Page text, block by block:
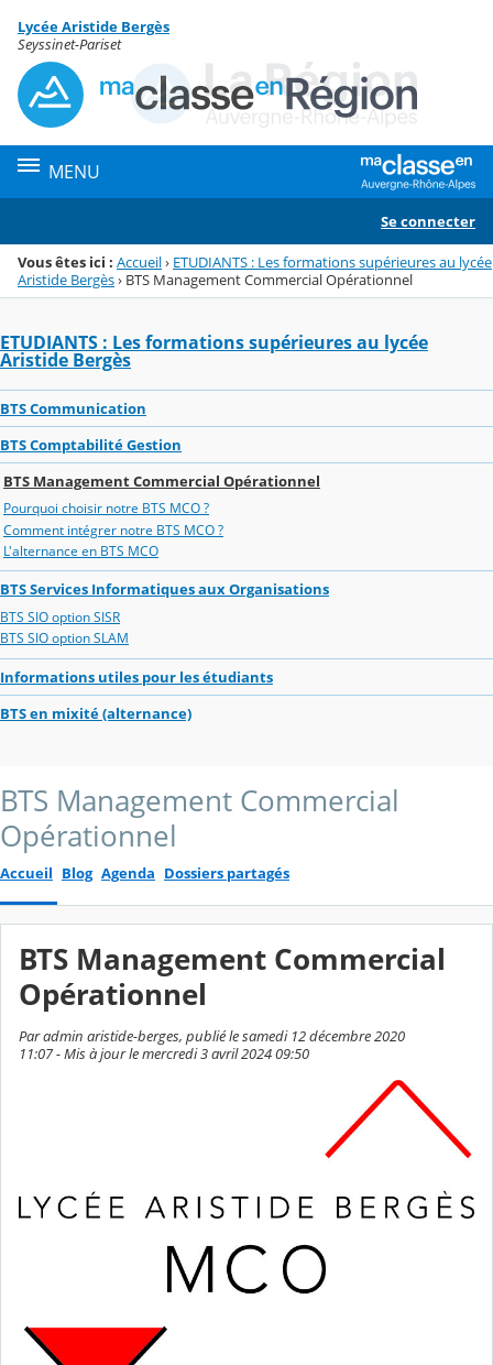
Menu de la rubrique
Contenu
Lycée Aristide Bergès
Seyssinet-Pariset
MENU
Se connecter
Vous êtes ici : Accueil› ETUDIANTS : Les formations supérieures au lycée
Aristide Bergès› BTS Management Commercial Opérationnel
ETUDIANTS : Les formations supérieures au lycée
Aristide Bergès
BTS Communication
BTS Comptabilité Gestion
BTS Management Commercial Opérationnel
Pourquoi choisir notre BTS MCO ?
Comment intégrer notre BTS MCO ?
L'alternance en BTS MCO
BTS Services Informatiques aux Organisations
BTS SIO option SISR
BTS SIO option SLAM
Informations utiles pour les étudiants
BTS en mixité (alternance)
BTS Management Commercial
Opérationnel
Accueil Blog Agenda Dossiers partagés
BTS Management Commercial
Opérationnel
Par admin aristide-berges, publié le samedi 12 décembre 2020
11:07 - Mis à jour le mercredi 3 avril 2024 09:50